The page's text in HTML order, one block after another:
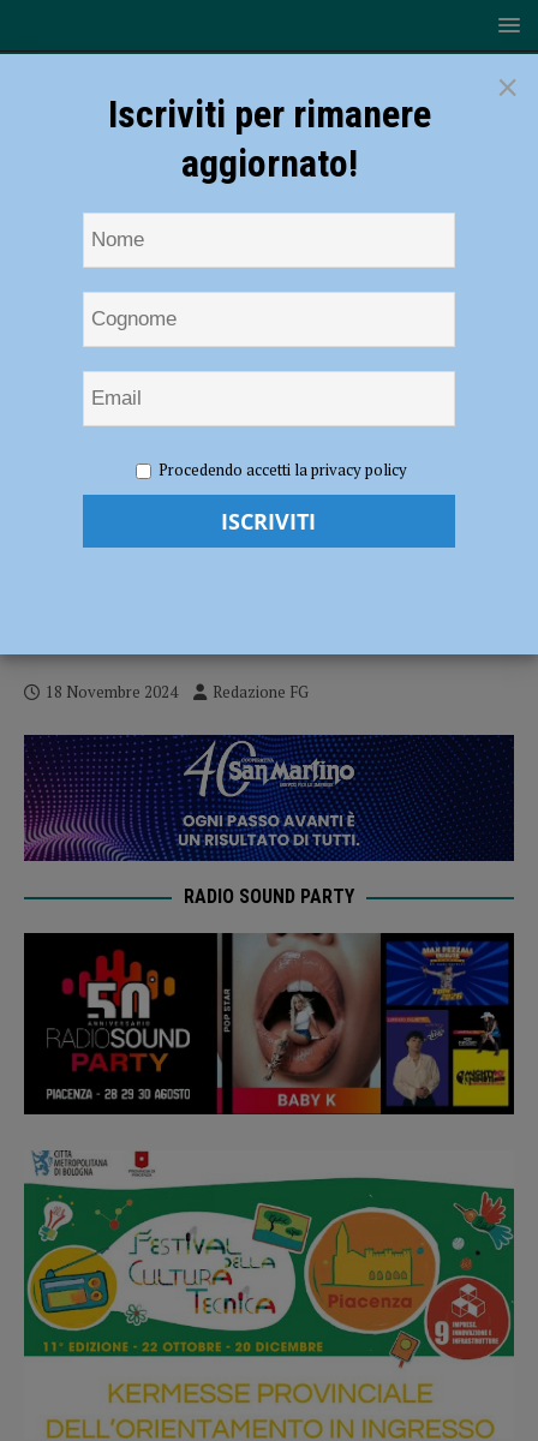
superiori: giovedì 21 e venerdì 22 novembre torna la kermesse
dell’orientamento in ingresso
​Dalle medie alle superiori: giovedì 21 e
18 Novembre 2024 Redazione FG
RADIO SOUND PARTY
×
Iscriviti per rimanere
aggiornato!
Procedendo accetti la privacy policy